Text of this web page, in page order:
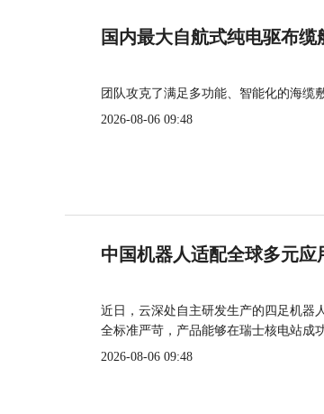
国内最大自航式纯电驱布缆
团队攻克了满足多功能、智能化的海缆
2026-08-06 09:48
中国机器人适配全球多元应
近日，云深处自主研发生产的四足机器
全标准严苛，产品能够在瑞士核电站成
2026-08-06 09:48